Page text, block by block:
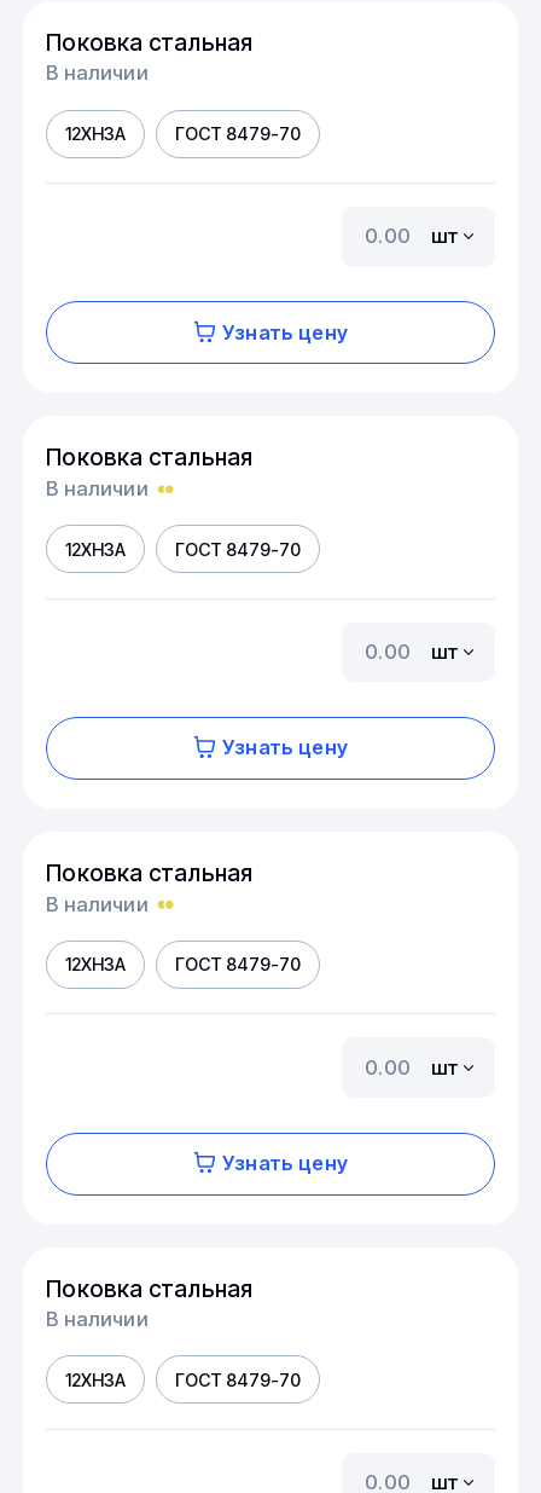
Поковка стальная
В наличии
12ХН3А ГОСТ 8479-70
шт
Узнать цену
Поковка стальная
В наличии
12ХН3А ГОСТ 8479-70
шт
Узнать цену
Поковка стальная
В наличии
12ХН3А ГОСТ 8479-70
шт
Узнать цену
Поковка стальная
В наличии
12ХН3А ГОСТ 8479-70
шт